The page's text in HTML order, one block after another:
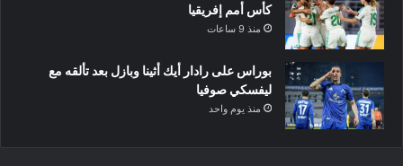
كأس أمم إفريقيا
منذ 9 ساعات
بوراس على رادار أيك أثينا وبازل بعد تألقه مع
ليفسكي صوفيا
منذ يوم واحد